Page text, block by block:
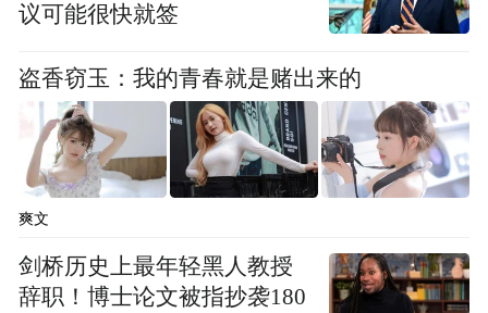
河海大学
暑期短学期：2026年7月13日—8月2日
暑假：2026年7月13日—9月6日
议可能很快就签
盗香窃玉：我的青春就是赌出来的
爽文
剑桥历史上最年轻黑人教授
辞职！博士论文被指抄袭180